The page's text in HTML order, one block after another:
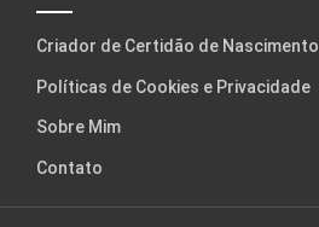
Criador de Certidão de Nascimento
Políticas de Cookies e Privacidade
Sobre Mim
Contato